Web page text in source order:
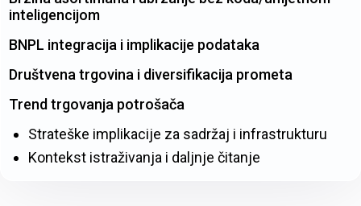
inteligencijom
BNPL integracija i implikacije podataka
Društvena trgovina i diversifikacija prometa
Trend trgovanja potrošača
Strateške implikacije za sadržaj i infrastrukturu
Kontekst istraživanja i daljnje čitanje